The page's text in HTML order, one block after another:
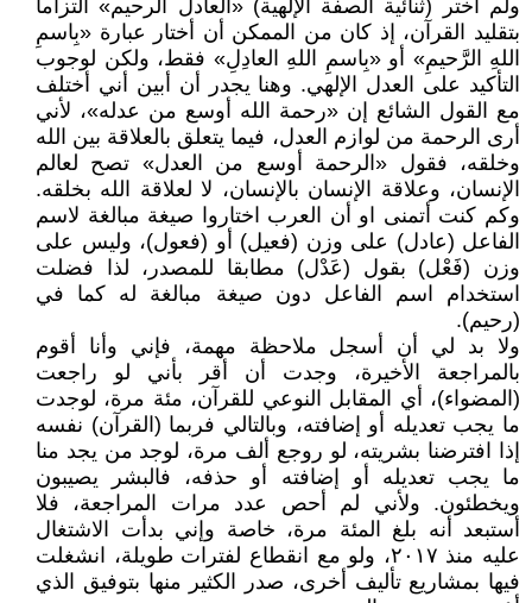
ولم أختر (ثنائية الصفة الإلهية) «العادل الرحيم» التزاما
بتقليد القرآن، إذ كان من الممكن أن أختار عبارة «بِاسمِ
اللهِ الرَّحيمِ» أو «بِاسمِ اللهِ العادِلِ» فقط، ولكن لوجوب
التأكيد على العدل الإلهي. وهنا يجدر أن أبين أني أختلف
مع القول الشائع إن «رحمة الله أوسع من عدله»، لأني
أرى الرحمة من لوازم العدل، فيما يتعلق بالعلاقة بين الله
وخلقه، فقول «الرحمة أوسع من العدل» تصح لعالم
الإنسان، وعلاقة الإنسان بالإنسان، لا لعلاقة الله بخلقه.
وكم كنت أتمنى او أن العرب اختاروا صيغة مبالغة لاسم
الفاعل (عادل) على وزن (فعيل) أو (فعول)، وليس على
وزن (فَعْل) بقول (عَدْل) مطابقا للمصدر، لذا فضلت
استخدام اسم الفاعل دون صيغة مبالغة له كما في
(رحيم).
ولا بد لي أن أسجل ملاحظة مهمة، فإني وأنا أقوم
بالمراجعة الأخيرة، وجدت أن أقر بأني لو راجعت
(المضواء)، أي المقابل النوعي للقرآن، مئة مرة، لوجدت
ما يجب تعديله أو إضافته، وبالتالي فربما (القرآن) نفسه
إذا افترضنا بشريته، لو روجع ألف مرة، لوجد من يجد منا
ما يجب تعديله أو إضافته أو حذفه، فالبشر يصيبون
ويخطئون. ولأني لم أحص عدد مرات المراجعة، فلا
أستبعد أنه بلغ المئة مرة، خاصة وإني بدأت الاشتغال
عليه منذ ٢٠١٧، ولو مع انقطاع لفترات طويلة، انشغلت
فيها بمشاريع تأليف أخرى، صدر الكثير منها بتوفيق الذي